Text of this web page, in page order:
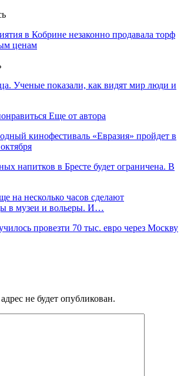
в Кобрине незаконно продавала торф
ценам
Ученые показали, как видят мир люди и
Еще от автора
кинофестиваль «Евразия» пройдет в
напитков в Бресте будет ограничена. В
на несколько часов сделают
в музеи и вольеры. И…
провезти 70 тыс. евро через Москву
не будет опубликован.